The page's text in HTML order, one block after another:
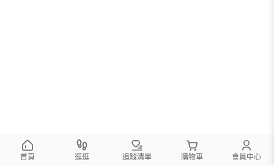
首頁 逛逛 追蹤清單 購物車 會員中心